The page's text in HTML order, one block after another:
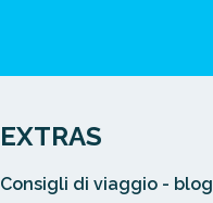
EXTRAS
Consigli di viaggio - blog